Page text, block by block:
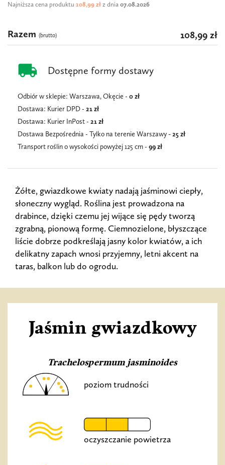
Najniższa cena produktu 108,99 zł z dnia 07.08.2026
local_shipping Dostępne formy dostawy
Odbiór w sklepie: Warszawa, Okęcie - 0 zł
Dostawa: Kurier DPD - 21 zł
Dostawa: Kurier InPost - 21zł
Dostawa Bezpośrednia - Tylko na terenie Warszawy- 25 zł
Transport roślin o wysokości powyżej 125 cm - 99 zł
Razem (brutto) 108,99 zł
Żółte, gwiazdkowe kwiaty nadają jaśminowi ciepły,
słoneczny wygląd. Roślina jest prowadzona na
drabince, dzięki czemu jej wijące się pędy tworzą
zgrabną, pionową formę. Ciemnozielone, błyszczące
liście dobrze podkreślają jasny kolor kwiatów, a ich
delikatny zapach wnosi przyjemny, letni akcent na
taras, balkon lub do ogrodu.
Jaśmin gwiazdkowy
Trachelospermum jasminoides
poziom trudności
oczyszczanie powietrza